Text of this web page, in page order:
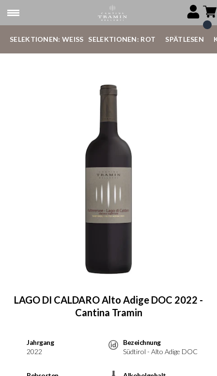
SELEKTIONEN: WEISS SELEKTIONEN: ROT SPÄTLESEN
LAGO DI CALDARO Alto Adige DOC 2022 -
Cantina Tramin
Jahrgang
2022
Bezeichnung
Südtirol - Alto Adige DOC